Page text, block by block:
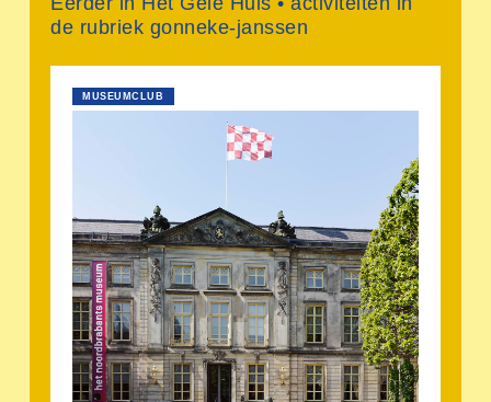
de rubriek gonneke-janssen
MUSEUMCLUB